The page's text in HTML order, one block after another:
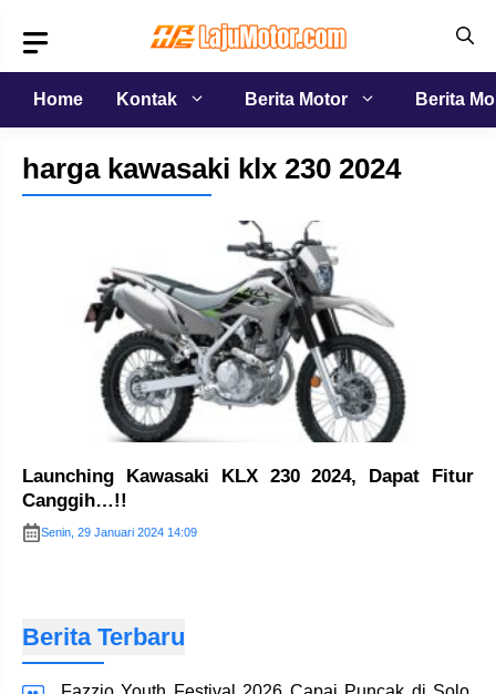
isi
Home
Kontak Berita Motor Berita
harga kawasaki klx 230 2024
Launching Kawasaki KLX 230 2024, Dapat Fitur
Canggih…!!
Senin, 29 Januari 2024 14:09
Berita Terbaru